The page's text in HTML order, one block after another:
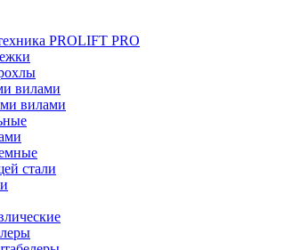
PROLIFT PRO
вилами
вилами
стали